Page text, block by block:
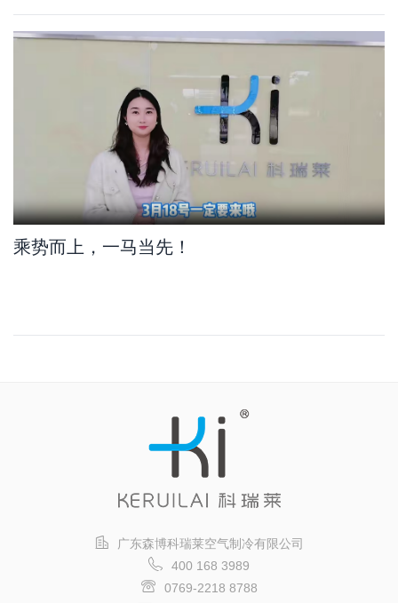
乘势而上，一马当先！
广东森博科瑞莱空气制冷有限公司
400 168 3989
0769-2218 8788